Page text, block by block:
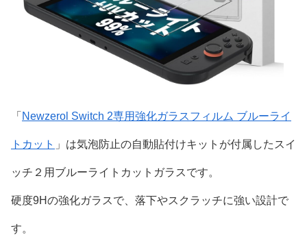
「 Newzerol Switch 2専用強化ガラスフィルム ブルーライ
トカット 」は気泡防止の自動貼付けキットが付属したスイ
ッチ２用ブルーライトカットガラスです。
硬度9Hの強化ガラスで、落下やスクラッチに強い設計で
す。